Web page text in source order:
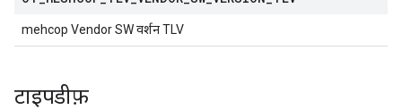
mehcop Vendor SW वर्शन TLV
टाइपडीफ़